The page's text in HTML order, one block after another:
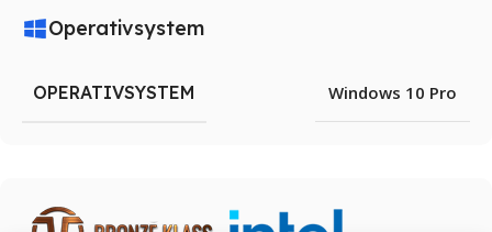
Operativsystem
OPERATIVSYSTEM Windows 10 Pro